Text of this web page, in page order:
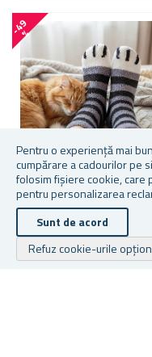
Pentru o experiență mai
cumpărare a cadourilor pe
folosim fișiere cookie, care
pentru personalizarea
Sunt de acord
Refuz cookie-urile
-
4
9
%
ȘOSETE PUFOASE CU
LĂBUȚE DE PISICĂ